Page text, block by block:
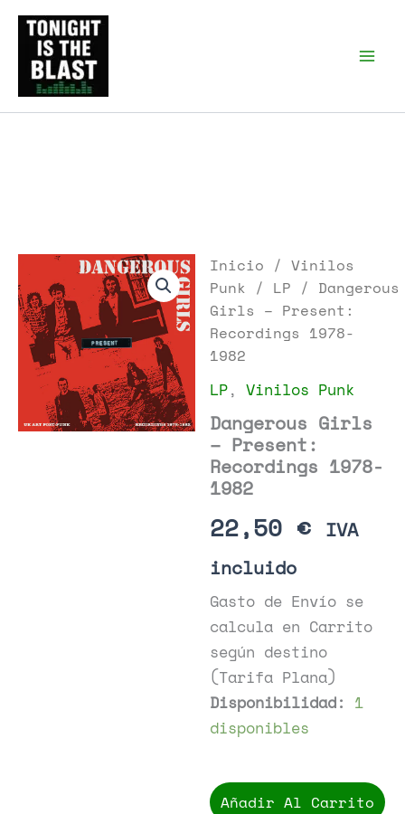
contenido
Inicio /Vinilos
Punk / LP / Dangerous
Girls – Present:
Recordings 1978-
1982
LP,Vinilos Punk
Dangerous Girls
– Present:
Recordings 1978-
1982
22,50 € IVA
incluido
Gasto de Envío se
calcula en Carrito
según destino
(Tarifa Plana)
Disponibilidad: 1
disponibles
Girls
Añadir Al Carrito